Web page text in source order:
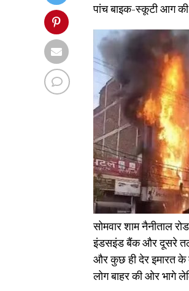
पांच बाइक-स्कूटी आग
सोमवार शाम नैनीताल
इंडसइंड बैंक और दूसरे तल
और कुछ ही देर इमारत
लोग बाहर की ओर भागे